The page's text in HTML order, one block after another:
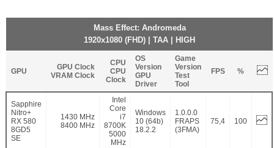
Mass Effect: Andromeda
1920x1080 (FHD) | TAA | HIGH
GPU
GPU Clock
VRAM Clock
CPU
CPU
Clock
OS
Version
GPU
Driver
Game
Version
Test
Tool
FPS %
Sapphire
Nitro+
RX 580
8GD5
SE
1430 MHz
8400 MHz
Intel
Core
i7
8700K
5000
MHz
Windows
10 (64b)
18.2.2
1.0.0.0
FRAPS
(3FMA)
75,4 100